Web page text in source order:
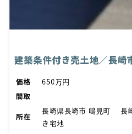
建築条件付き売土地／長崎
価格
650万円
間取
所在
長崎県長崎市 鳴見町 長
き宅地